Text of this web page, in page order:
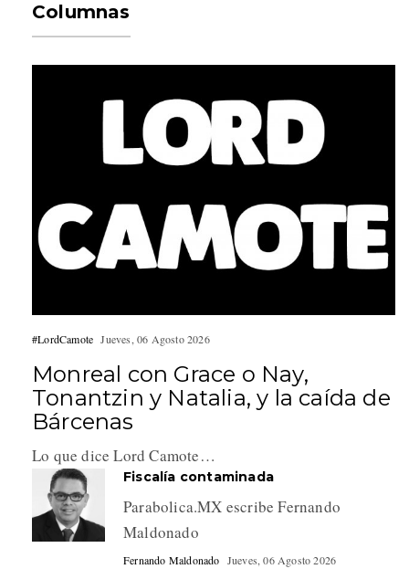
Columnas
#LordCamote Jueves, 06 Agosto 2026
Monreal con Grace o Nay,
Tonantzin y Natalia, y la caída de
Bárcenas
Lo que dice Lord Camote…
Fiscalía contaminada
Parabolica.MX escribe Fernando
Maldonado
Fernando Maldonado Jueves, 06 Agosto 2026